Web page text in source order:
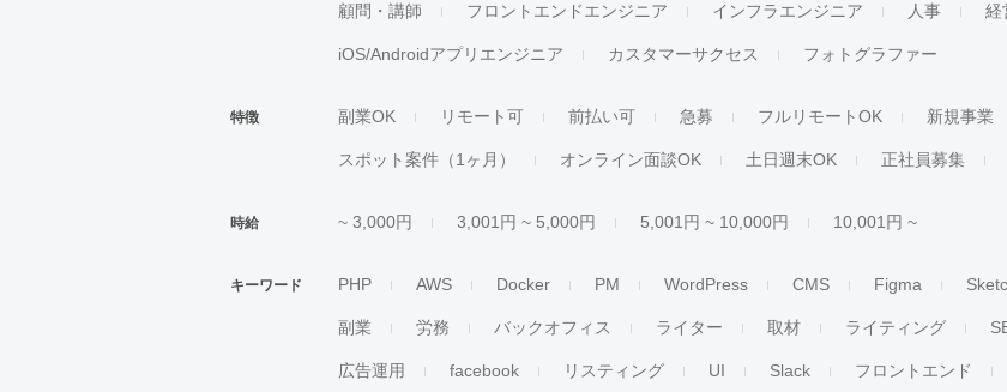
顧問・講師 フロントエンドエンジニア インフラエンジニア 人事 経
iOS/Androidアプリエンジニア カスタマーサクセス フォトグラファー
特徴 副業OK リモート可 前払い可 急募 フルリモートOK 新規事業
スポット案件（1ヶ月） オンライン面談OK 土日週末OK 正社員募集
時給 ~ 3,000円 3,001円 ~ 5,000円 5,001円 ~ 10,000円 10,001円 ~
キーワード PHP AWS Docker PM WordPress CMS Figma
副業 労務 バックオフィス ライター 取材 ライティング
広告運用 facebook リスティング UI Slack フロントエンド